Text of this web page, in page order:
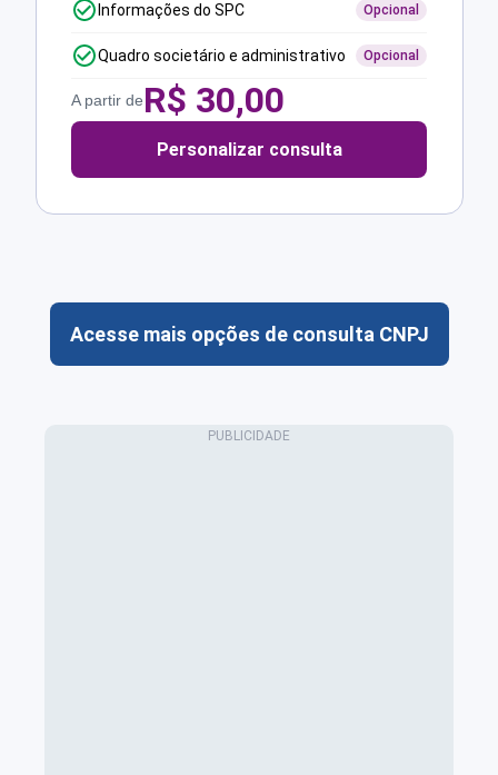
Informações do SPC Opcional
Quadro societário e administrativo Opcional
A partir deR$ 30,00
Personalizar consulta
Acesse mais opções de consulta CNPJ